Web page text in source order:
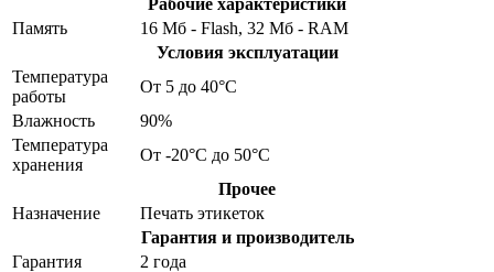
Память
16 Мб - Flash, 32 Мб - RAM
Условия эксплуатации
Температура
работы
От 5 до 40°C
Влажность
90%
Температура
хранения
От -20°С до 50°С
Прочее
Назначение
Печать этикеток
Гарантия и производитель
Гарантия
2 года